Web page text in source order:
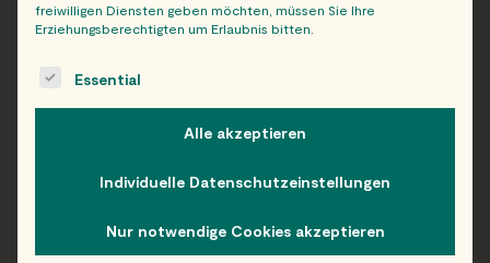
freiwilligen Diensten geben möchten, müssen Sie Ihre
Erziehungsberechtigten um Erlaubnis bitten.
The following is a list of service groups for which consent
Essential
Alle akzeptieren
Individuelle Datenschutzeinstellungen
Nur notwendige Cookies akzeptieren